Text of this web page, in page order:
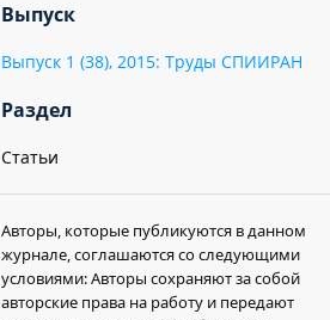
Выпуск
Выпуск 1 (38), 2015: Труды СПИИРАН
Раздел
Статьи
Авторы, которые публикуются в данном
журнале, соглашаются со следующими
условиями: Авторы сохраняют за собой
авторские права на работу и передают